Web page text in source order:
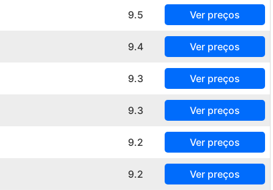
9.5 Ver preços
9.4 Ver preços
9.3 Ver preços
9.3 Ver preços
9.2 Ver preços
9.2 Ver preços